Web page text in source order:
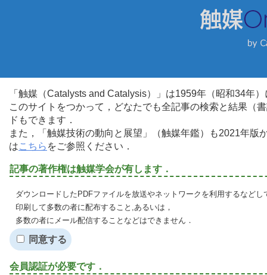
「触媒（Catalysts and Catalysis）」は1959年（昭和34年
このサイトをつかって，どなたでも全記事の検索と結果（
ドもできます．
また，「触媒技術の動向と展望」（触媒年鑑）も2021年
はこちら をご参照ください．
記事の著作権は触媒学会が有します．
ダウンロードしたPDFファイルを放送やネットワークを利用するなど
印刷して多数の者に配布すること,あるいは，
多数の者にメール配信することなどはできません．
同意する
会員認証が必要です．